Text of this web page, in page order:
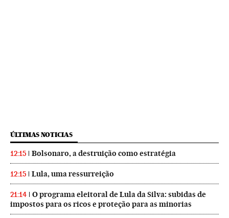
ÚLTIMAS NOTICIAS
12:15 Bolsonaro, a destruição como estratégia
12:15 Lula, uma ressurreição
21:14
O programa eleitoral de Lula da Silva: subidas de
impostos para os ricos e proteção para as minorias